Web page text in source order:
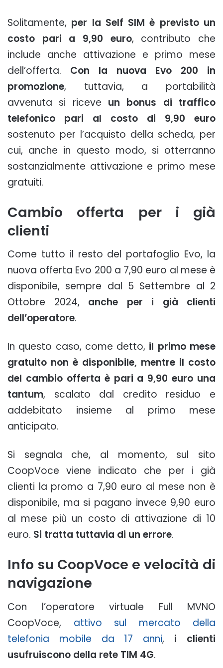
Solitamente, per la Self SIM è previsto un
costo pari a 9,90 euro, contributo che
include anche attivazione e primo mese
dell’offerta. Con la nuova Evo 200 in
promozione, tuttavia, a portabilità
avvenuta si riceve un bonus di traffico
telefonico pari al costo di 9,90 euro
sostenuto per l’acquisto della scheda, per
cui, anche in questo modo, si otterranno
sostanzialmente attivazione e primo mese
gratuiti.
Cambio offerta per i già
clienti
Come tutto il resto del portafoglio Evo, la
nuova offerta Evo 200 a 7,90 euro al mese è
disponibile, sempre dal 5 Settembre al 2
Ottobre 2024, anche per i già clienti
dell’operatore.
In questo caso, come detto, il primo mese
gratuito non è disponibile, mentre il costo
del cambio offerta è pari a 9,90 euro una
tantum, scalato dal credito residuo e
addebitato insieme al primo mese
anticipato.
Si segnala che, al momento, sul sito
CoopVoce viene indicato che per i già
clienti la promo a 7,90 euro al mese non è
disponibile, ma si pagano invece 9,90 euro
al mese più un costo di attivazione di 10
euro. Si tratta tuttavia di un errore.
Info su CoopVoce e velocità di
navigazione
Con l’operatore virtuale Full MVNO
CoopVoce, attivo sul mercato della
telefonia mobile da 17 anni, i clienti
usufruiscono della rete TIM 4G.